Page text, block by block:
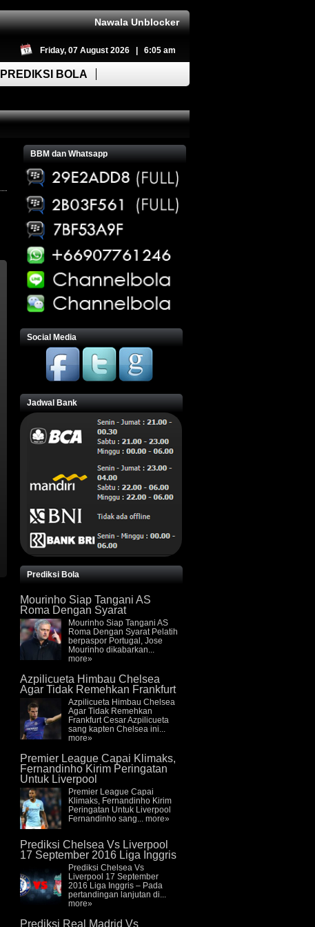
Nawala Unblocker
Friday, 07 August 2026 | 6:05 am
PREDIKSI BOLA
BBM dan Whatsapp
Social Media
Jadwal Bank
Prediksi Bola
Mourinho Siap Tangani AS
Roma Dengan Syarat
Mourinho Siap Tangani AS
Roma Dengan Syarat Pelatih
berpaspor Portugal, Jose
Mourinho dikabarkan...
more»
Azpilicueta Himbau Chelsea
Agar Tidak Remehkan Frankfurt
Azpilicueta Himbau Chelsea
Agar Tidak Remehkan
Frankfurt Cesar Azpilicueta
sang kapten Chelsea ini...
more»
Premier League Capai Klimaks,
Fernandinho Kirim Peringatan
Untuk Liverpool
Premier League Capai
Klimaks, Fernandinho Kirim
Peringatan Untuk Liverpool
Fernandinho sang... more»
Prediksi Chelsea Vs Liverpool
17 September 2016 Liga Inggris
Prediksi Chelsea Vs
Liverpool 17 September
2016 Liga Inggris – Pada
pertandingan lanjutan di...
more»
Prediksi Real Madrid Vs